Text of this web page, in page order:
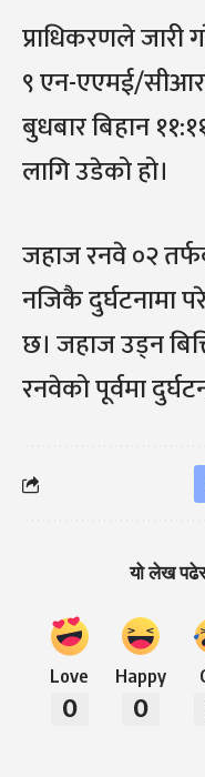
प्राधिकरणले जारी
९ एन-एएमई/
बुधबार बिहान
लागि उडेको हो।
जहाज रनवे ०२
नजिकै दुर्घटनामा
छ। जहाज उड्न
रनवेको पूर्वमा
यो लेख
Love
0
Happy
0